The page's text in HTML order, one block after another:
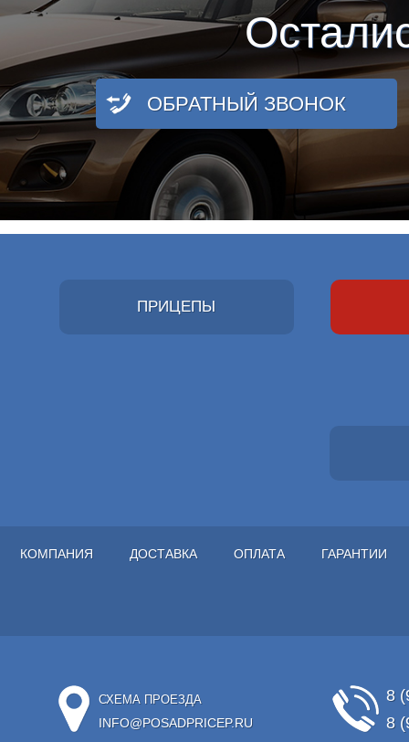
ОБРАТНЫЙ ЗВОНОК
ПРИЦЕПЫ
КОМПАНИЯ ДОСТАВКА ОПЛАТА ГАРАНТИИ
СХЕМА ПРОЕЗДА
INFO@POSADPRICEP.RU
8
8